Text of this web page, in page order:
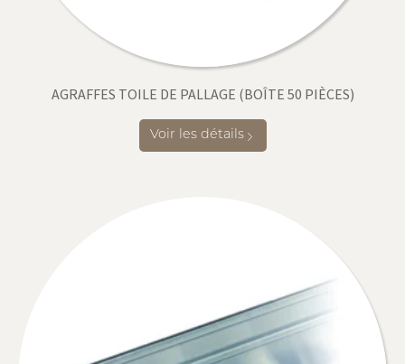
AGRAFFES TOILE DE PALLAGE (BOÎTE 50 PIÈCES)
Voir les détails